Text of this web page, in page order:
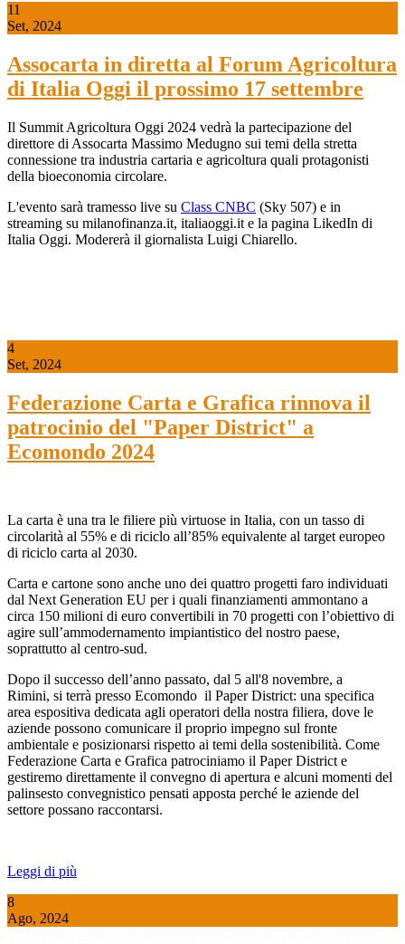
11
Set, 2024
Assocarta in diretta al Forum Agricoltura
di Italia Oggi il prossimo 17 settembre
Il Summit Agricoltura Oggi 2024 vedrà la partecipazione del
direttore di Assocarta Massimo Medugno sui temi della stretta
connessione tra industria cartaria e agricoltura quali protagonisti
della bioeconomia circolare.
L'evento sarà tramesso live su Class CNBC (Sky 507) e in
streaming su milanofinanza.it, italiaoggi.it e la pagina LikedIn di
Italia Oggi. Modererà il giornalista Luigi Chiarello.
4
Set, 2024
Federazione Carta e Grafica rinnova il
patrocinio del "Paper District" a
Ecomondo 2024
La carta è una tra le filiere più virtuose in Italia, con un tasso di
circolarità al 55% e di riciclo all’85% equivalente al target europeo
di riciclo carta al 2030.
Carta e cartone sono anche uno dei quattro progetti faro individuati
dal Next Generation EU per i quali finanziamenti ammontano a
circa 150 milioni di euro convertibili in 70 progetti con l’obiettivo di
agire sull’ammodernamento impiantistico del nostro paese,
soprattutto al centro-sud.
Dopo il successo dell’anno passato, dal 5 all'8 novembre, a
Rimini, si terrà presso Ecomondo il Paper District: una specifica
area espositiva dedicata agli operatori della nostra filiera, dove le
aziende possono comunicare il proprio impegno sul fronte
ambientale e posizionarsi rispetto ai temi della sostenibilità. Come
Federazione Carta e Grafica patrociniamo il Paper District e
gestiremo direttamente il convegno di apertura e alcuni momenti del
palinsesto convegnistico pensati apposta perché le aziende del
settore possano raccontarsi.
Leggi di più
8
Ago, 2024